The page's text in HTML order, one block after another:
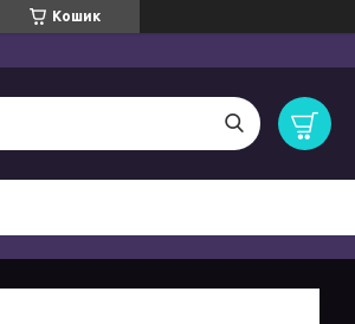
Кошик